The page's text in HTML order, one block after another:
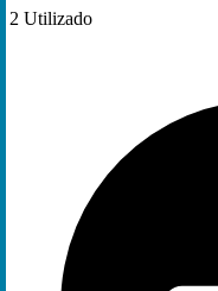
2 Utilizado